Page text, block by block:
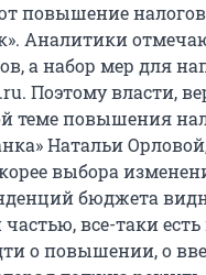
повышение
Аналитики
а набор мер для
Поэтому власти,
теме повышения
Натальи
выбора
бюджета
все-таки
о повышении, о